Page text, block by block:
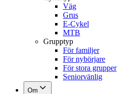
Väg
Grus
E-Cykel
MTB
Grupptyp
För familjer
För nybörjare
För stora grupper
Seniorvänlig
Om